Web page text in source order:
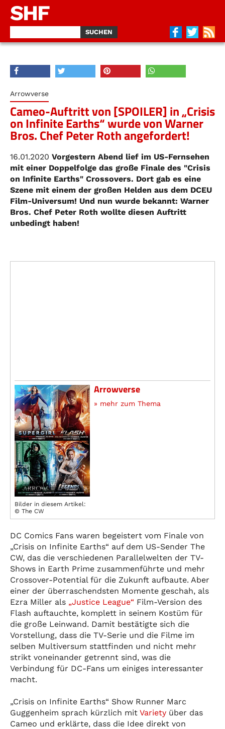
SHF
Arrowverse
Cameo-Auftritt von [SPOILER] in „Crisis
on Infinite Earths“ wurde von Warner
Bros. Chef Peter Roth angefordert!
16.01.2020 Vorgestern Abend lief im US-Fernsehen
mit einer Doppelfolge das große Finale des "Crisis
on Infinite Earths" Crossovers. Dort gab es eine
Szene mit einem der großen Helden aus dem DCEU
Film-Universum! Und nun wurde bekannt: Warner
Bros. Chef Peter Roth wollte diesen Auftritt
unbedingt haben!
Bilder in diesem Artikel:
© The CW
Arrowverse
» mehr zum Thema
DC Comics Fans waren begeistert vom Finale von
„Crisis on Infinite Earths“ auf dem US-Sender The
CW, das die verschiedenen Parallelwelten der TV-
Shows in Earth Prime zusammenführte und mehr
Crossover-Potential für die Zukunft aufbaute. Aber
einer der überraschendsten Momente geschah, als
Ezra Miller als „Justice League“ Film-Version des
Flash auftauchte, komplett in seinem Kostüm für
die große Leinwand. Damit bestätigte sich die
Vorstellung, dass die TV-Serie und die Filme im
selben Multiversum stattfinden und nicht mehr
strikt voneinander getrennt sind, was die
Verbindung für DC-Fans um einiges interessanter
macht.
„Crisis on Infinite Earths“ Show Runner Marc
Guggenheim sprach kürzlich mit Variety über das
Cameo und erklärte, dass die Idee direkt von